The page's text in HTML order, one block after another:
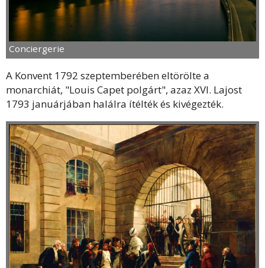
Conciergerie
A Konvent 1792 szeptemberében eltörölte a
monarchiát, "Louis Capet polgárt", azaz XVI. Lajost
1793 januárjában halálra ítélték és kivégezték.